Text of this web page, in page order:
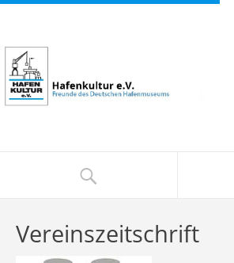
Vereinszeitschrift